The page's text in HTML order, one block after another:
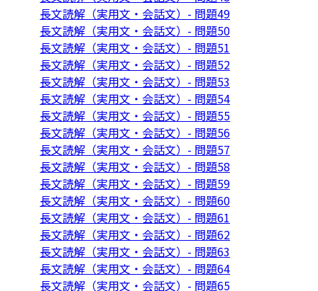
長文読解（実用文・会話文）- 問題49
長文読解（実用文・会話文）- 問題50
長文読解（実用文・会話文）- 問題51
長文読解（実用文・会話文）- 問題52
長文読解（実用文・会話文）- 問題53
長文読解（実用文・会話文）- 問題54
長文読解（実用文・会話文）- 問題55
長文読解（実用文・会話文）- 問題56
長文読解（実用文・会話文）- 問題57
長文読解（実用文・会話文）- 問題58
長文読解（実用文・会話文）- 問題59
長文読解（実用文・会話文）- 問題60
長文読解（実用文・会話文）- 問題61
長文読解（実用文・会話文）- 問題62
長文読解（実用文・会話文）- 問題63
長文読解（実用文・会話文）- 問題64
長文読解（実用文・会話文）- 問題65